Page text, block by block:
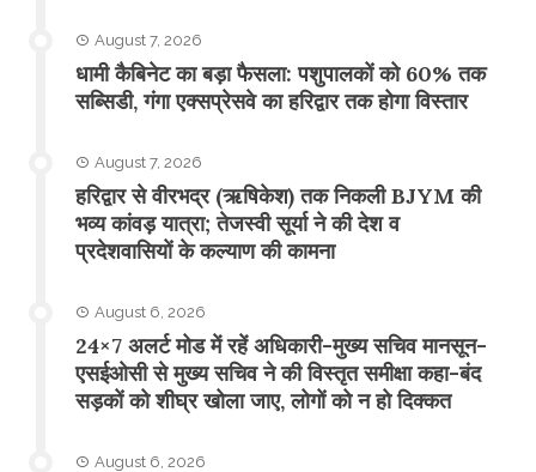
August 7, 2026
​धामी कैबिनेट का बड़ा फैसला: पशुपालकों को 60% तक
सब्सिडी, गंगा एक्सप्रेसवे का हरिद्वार तक होगा विस्तार
August 7, 2026
​हरिद्वार से वीरभद्र (ऋषिकेश) तक निकली BJYM की
भव्य कांवड़ यात्रा; तेजस्वी सूर्या ने की देश व
प्रदेशवासियों के कल्याण की कामना
August 6, 2026
24×7 अलर्ट मोड में रहें अधिकारी-मुख्य सचिव मानसून-
एसईओसी से मुख्य सचिव ने की विस्तृत समीक्षा कहा-बंद
सड़कों को शीघ्र खोला जाए, लोगों को न हो दिक्कत
August 6, 2026